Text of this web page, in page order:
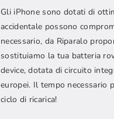
Gli iPhone sono dotati di
accidentale possono
necessario, da Riparalo
sostituiamo la tua batteria
device, dotata di circuito
europei. Il tempo necessario
ciclo di ricarica!